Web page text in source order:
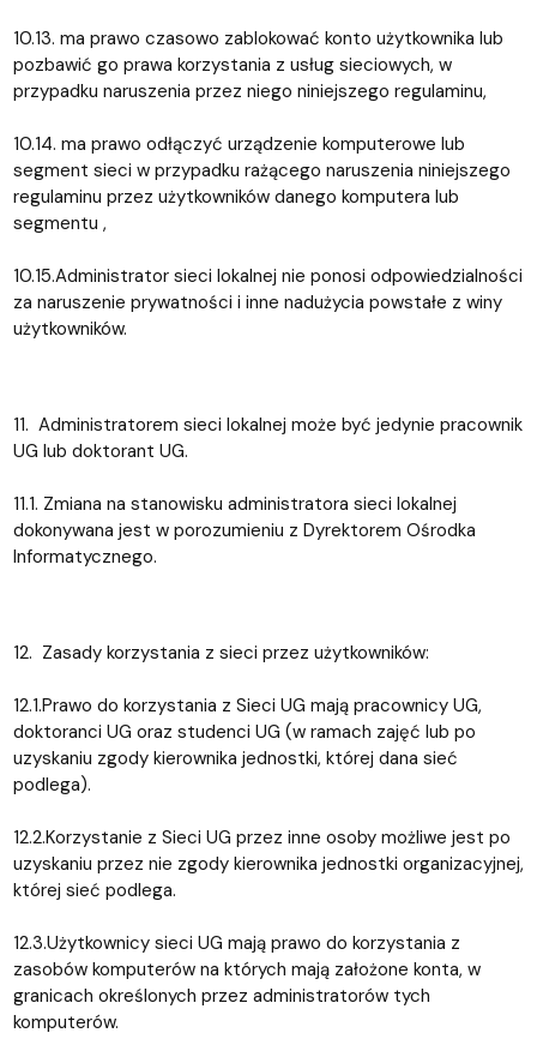
10.13. ma prawo czasowo zablokować konto użytkownika lub
pozbawić go prawa korzystania z usług sieciowych, w
przypadku naruszenia przez niego niniejszego regulaminu,
10.14. ma prawo odłączyć urządzenie komputerowe lub
segment sieci w przypadku rażącego naruszenia niniejszego
regulaminu przez użytkowników danego komputera lub
segmentu ,
10.15.Administrator sieci lokalnej nie ponosi odpowiedzialności
za naruszenie prywatności i inne nadużycia powstałe z winy
użytkowników.
11. Administratorem sieci lokalnej może być jedynie pracownik
UG lub doktorant UG.
11.1. Zmiana na stanowisku administratora sieci lokalnej
dokonywana jest w porozumieniu z Dyrektorem Ośrodka
Informatycznego.
12. Zasady korzystania z sieci przez użytkowników:
12.1.Prawo do korzystania z Sieci UG mają pracownicy UG,
doktoranci UG oraz studenci UG (w ramach zajęć lub po
uzyskaniu zgody kierownika jednostki, której dana sieć
podlega).
12.2.Korzystanie z Sieci UG przez inne osoby możliwe jest po
uzyskaniu przez nie zgody kierownika jednostki organizacyjnej,
której sieć podlega.
12.3.Użytkownicy sieci UG mają prawo do korzystania z
zasobów komputerów na których mają założone konta, w
granicach określonych przez administratorów tych
komputerów.